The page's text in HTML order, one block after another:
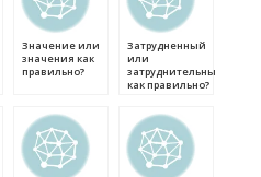
Значение или
значения как
правильно?
Затрудненный
или
затруднительный
как правильно?